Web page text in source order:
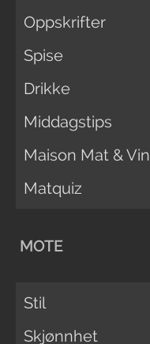
Oppskrifter
Spise
Drikke
Middagstips
Maison Mat & Vin
Matquiz
MOTE
Stil
Skjønnhet